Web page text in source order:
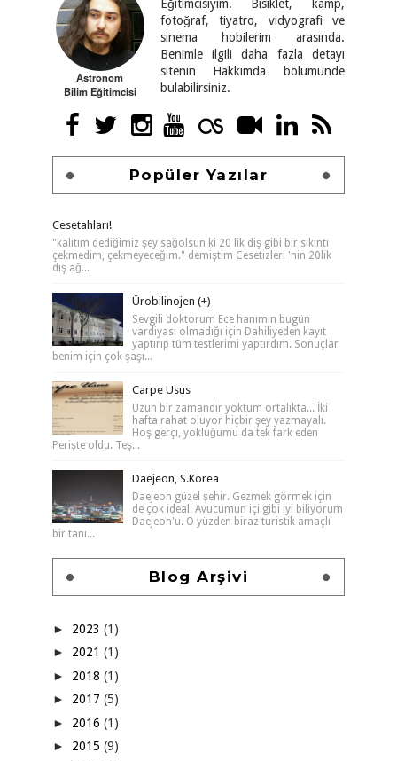
Astronom
Bilim Eğitimcisi
Eğitimcisiyim. Bisiklet, kamp,
fotoğraf, tiyatro, vidyografi ve
sinema hobilerim arasında.
Benimle ilgili daha fazla detayı
sitenin Hakkımda bölümünde
bulabilirsiniz.
Popüler Yazılar
Cesetahları!
"kalıtım dediğimiz şey sağolsun ki 20 lik diş gibi bir sıkıntı
çekmedim, çekmeyeceğim." demiştim Cesetizleri 'nin 20lik
diş ağ...
Ürobilinojen (+)
Sevgili doktorum Ece hanımın bugün
vardiyası olmadığı için Dahiliyeden kayıt
yaptırıp tüm testlerimi yaptırdım. Sonuçlar
benim için çok şaşı...
Carpe Usus
Uzun bir zamandır yoktum ortalıkta... İki
hafta rahat oluyor hiçbir şey yazmayalı.
Hoş gerçi, yokluğumu da tek fark eden
Perişte oldu. Teş...
Daejeon, S.Korea
Daejeon güzel şehir. Gezmek görmek için
de çok ideal. Avucumun içi gibi iyi biliyorum
Daejeon'u. O yüzden biraz turistik amaçlı
bir tanı...
Blog Arşivi
► 2023 (1)
► 2021 (1)
► 2018 (1)
► 2017 (5)
► 2016 (1)
► 2015 (9)